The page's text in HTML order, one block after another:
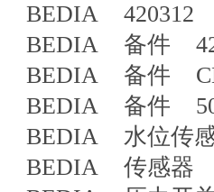
BEDIA 420312
BEDIA 备件
BEDIA 备件
BEDIA 备件
BEDIA 水位传
BEDIA 传感器